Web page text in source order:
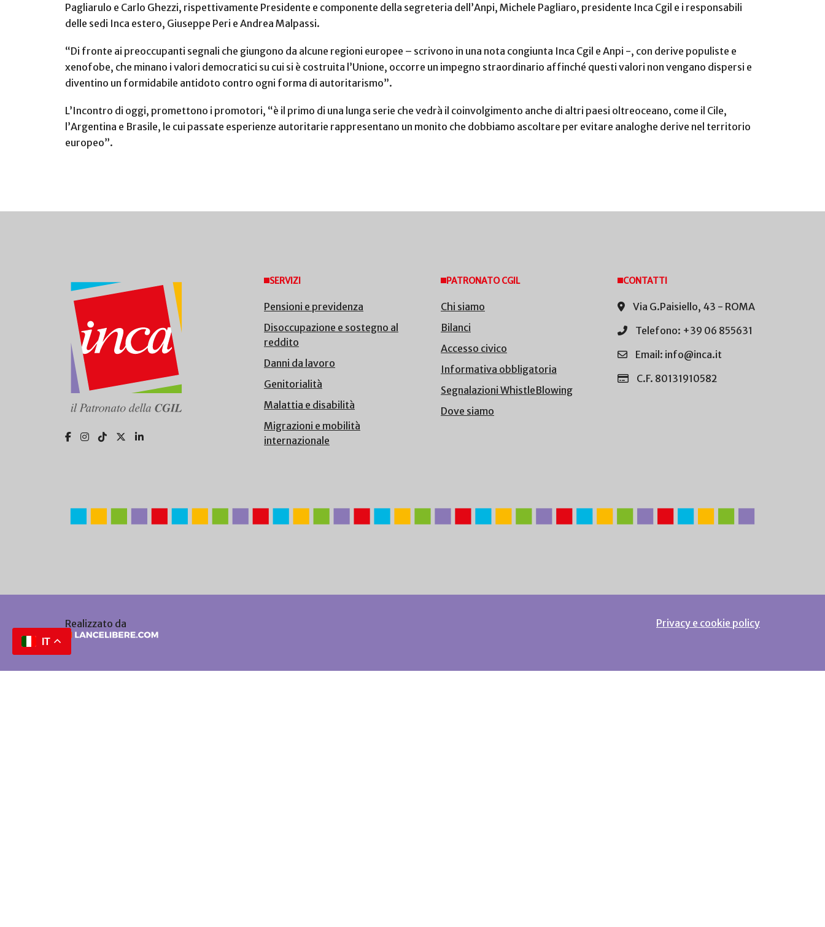
Pagliarulo e Carlo Ghezzi, rispettivamente Presidente e componente della segreteria dell’Anpi, Michele Pagliaro, presidente Inca Cgil e i responsabili
delle sedi Inca estero, Giuseppe Peri e Andrea Malpassi.
“Di fronte ai preoccupanti segnali che giungono da alcune regioni europee – scrivono in una nota congiunta Inca Cgil e Anpi -, con derive populiste e
xenofobe, che minano i valori democratici su cui si è costruita l’Unione, occorre un impegno straordinario affinché questi valori non vengano dispersi e
diventino un formidabile antidoto contro ogni forma di autoritarismo”.
L’Incontro di oggi, promettono i promotori, “è il primo di una lunga serie che vedrà il coinvolgimento anche di altri paesi oltreoceano, come il Cile,
l’Argentina e Brasile, le cui passate esperienze autoritarie rappresentano un monito che dobbiamo ascoltare per evitare analoghe derive nel territorio
europeo”.
SERVIZI
Pensioni e previdenza
Disoccupazione e sostegno al
reddito
Danni da lavoro
Genitorialità
Malattia e disabilità
Migrazioni e mobilità
internazionale
PATRONATO CGIL
Chi siamo
Bilanci
Accesso civico
Informativa obbligatoria
Segnalazioni WhistleBlowing
Dove siamo
CONTATTI
Via G.Paisiello, 43 - ROMA
Telefono: +39 06 855631
Email: info@inca.it
C.F. 80131910582
Realizzato da Privacy e cookie policy
IT